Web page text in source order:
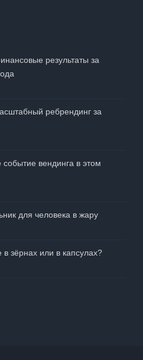
результаты за
ребрендинг за
вендинга в этом
для человека в жару
зёрнах или в капсулах?